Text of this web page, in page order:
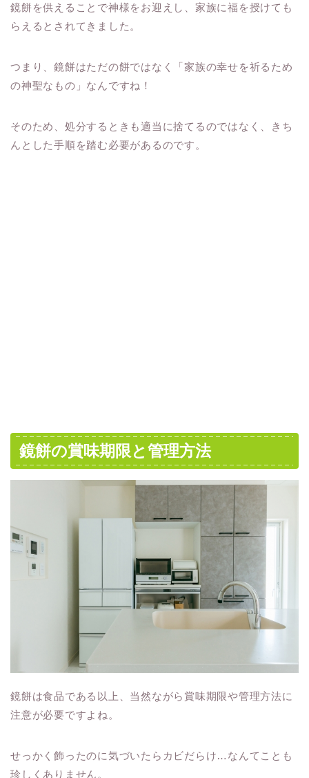
鏡餅を供えることで神様をお迎えし、家族に福を授けても
らえるとされてきました。
つまり、鏡餅はただの餅ではなく「家族の幸せを祈るため
の神聖なもの」なんですね！
そのため、処分するときも適当に捨てるのではなく、きち
んとした手順を踏む必要があるのです。
鏡餅の賞味期限と管理方法
鏡餅は食品である以上、当然ながら賞味期限や管理方法に
注意が必要ですよね。
せっかく飾ったのに気づいたらカビだらけ…なんてことも
珍しくありません。